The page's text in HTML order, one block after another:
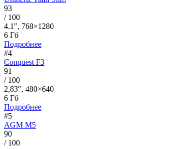
93
/ 100
4.1″, 768×1280
6 Гб
Подробнее
#4
Conquest F3
91
/ 100
2,83″, 480×640
6 Гб
Подробнее
#5
AGM M5
90
/ 100